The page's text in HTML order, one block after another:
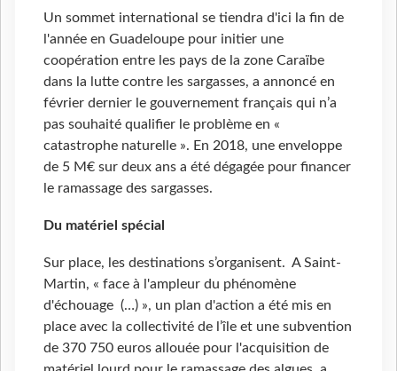
Un sommet international se tiendra d'ici la fin de
l'année en Guadeloupe pour initier une
coopération entre les pays de la zone Caraïbe
dans la lutte contre les sargasses, a annoncé en
février dernier le gouvernement français qui n’a
pas souhaité qualifier le problème en «
catastrophe naturelle ». En 2018, une enveloppe
de 5 M€ sur deux ans a été dégagée pour financer
le ramassage des sargasses.
Du matériel spécial
Sur place, les destinations s’organisent. A Saint-
Martin, « face à l'ampleur du phénomène
d'échouage (…) », un plan d'action a été mis en
place avec la collectivité de l’île et une subvention
de 370 750 euros allouée pour l'acquisition de